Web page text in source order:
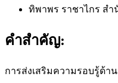
ทิพาพร ราชาไกร สำ
คำสำคัญ:
การส่งเสริมความรอบรู้ด้